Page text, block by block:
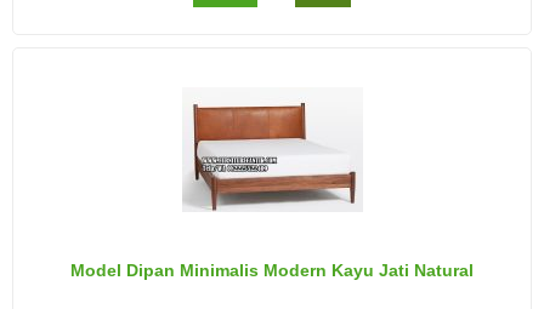
Model Dipan Minimalis Modern Kayu Jati Natural